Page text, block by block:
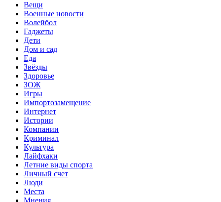
Вещи
Военные новости
Волейбол
Гаджеты
Дети
Дом и сад
Еда
Звёзды
Здоровье
ЗОЖ
Игры
Импортозамещение
Интернет
Истории
Компании
Криминал
Культура
Лайфхаки
Летние виды спорта
Личный счет
Люди
Места
Мнения